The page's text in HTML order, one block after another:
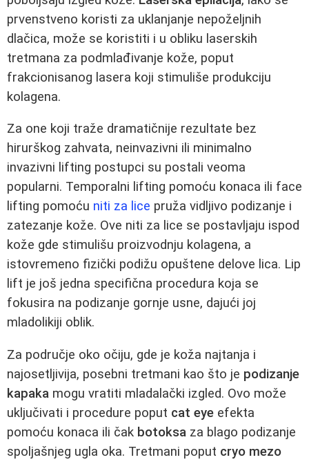
prvenstveno koristi za uklanjanje nepoželjnih
dlačica, može se koristiti i u obliku laserskih
tretmana za podmlađivanje kože, poput
frakcionisanog lasera koji stimuliše produkciju
kolagena.
Za one koji traže dramatičnije rezultate bez
hirurškog zahvata, neinvazivni ili minimalno
invazivni lifting postupci su postali veoma
popularni. Temporalni lifting pomoću konaca ili face
lifting pomoću niti za lice pruža vidljivo podizanje i
zatezanje kože. Ove niti za lice se postavljaju ispod
kože gde stimulišu proizvodnju kolagena, a
istovremeno fizički podižu opuštene delove lica. Lip
lift je još jedna specifična procedura koja se
fokusira na podizanje gornje usne, dajući joj
mladolikiji oblik.
Za područje oko očiju, gde je koža najtanja i
najosetljivija, posebni tretmani kao što je podizanje
kapaka mogu vratiti mladalački izgled. Ovo može
uključivati i procedure poput cat eye efekta
pomoću konaca ili čak botoksa za blago podizanje
spoljašnjeg ugla oka. Tretmani poput cryo mezo